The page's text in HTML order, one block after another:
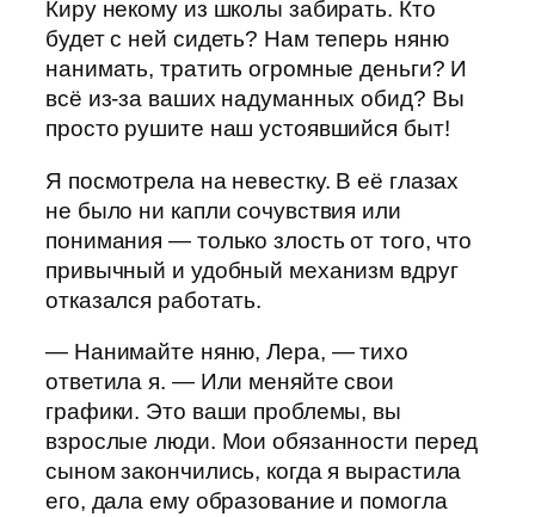
Киру некому из школы забирать. Кто
будет с ней сидеть? Нам теперь няню
нанимать, тратить огромные деньги? И
всё из-за ваших надуманных обид? Вы
просто рушите наш устоявшийся быт!
Я посмотрела на невестку. В её глазах
не было ни капли сочувствия или
понимания — только злость от того, что
привычный и удобный механизм вдруг
отказался работать.
— Нанимайте няню, Лера, — тихо
ответила я. — Или меняйте свои
графики. Это ваши проблемы, вы
взрослые люди. Мои обязанности перед
сыном закончились, когда я вырастила
его, дала ему образование и помогла